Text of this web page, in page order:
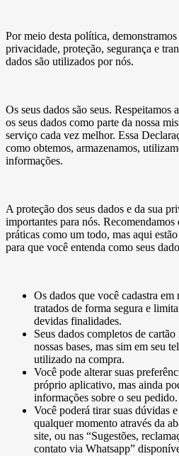
Por meio desta política,
privacidade, proteção, segurança e
dados são utilizados por nós.
Os seus dados são seus. Respeitamos
os seus dados como parte da nossa
serviço cada vez melhor. Essa
como obtemos, armazenamos,
informações.
A proteção dos seus dados e da sua
importantes para nós. Recomendamos
práticas como um todo, mas aqui
para que você entenda como seus
Os dados que você cadastra em
tratados de forma segura e
devidas finalidades.
Seus dados completos de
nossas bases, mas sim em seu
utilizado na compra.
Você pode alterar suas
próprio aplicativo, mas ainda
informações sobre o seu pedido.
Você poderá tirar suas dúvidas
qualquer momento através da
site, ou nas “Sugestões,
contato via Whatsapp”